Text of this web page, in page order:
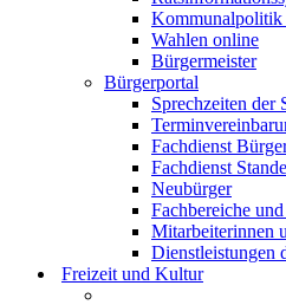
Kommunalpolitik
Wahlen online
Bürgermeister
Bürgerportal
Sprechzeiten der
Fachdienst
Fachdienst
Neubürger
Fachbereiche
Mitarbeiterinnen
Dienstleistungen
Freizeit und Kultur